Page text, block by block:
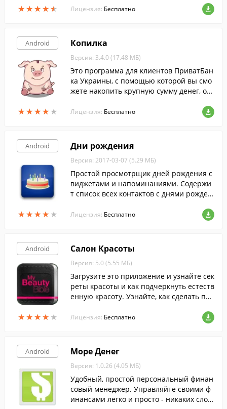
★★★★★
★★★★★ Лицензия: Бесплатно
Android
★★★★ ★
★★★★ ★
Копилка
Версия: 3.4.0 (17.48 МБ)
Это программа для клиентов ПриватБан
ка Украины, с помощью которой вы смо
жете накопить крупную сумму денег, отк
платы, сдачу с покупок и т.д.
Лицензия: Бесплатно
Android
★★★★ ★
★★★★ ★
Дни рождения
Версия: 2017-03-07 (5.29 МБ)
Простой просмотрщик дней рождения с
виджетами и напоминаниями. Содержи
т список всех контактов с днями рожден
ть.
Лицензия: Бесплатно
Android
★★★★ ★
★★★★ ★
Салон Красоты
Версия: 5.0 (5.55 МБ)
Загрузите это приложение и узнайте сек
реты красоты и как подчеркнуть естеств
енную красоту. Узнайте, как сделать про
и макияж.
Лицензия: Бесплатно
Android Море Денег
Версия: 1.0.26 (4.05 МБ)
Удобный, простой персональный финан
совый менеджер. Управляйте своими ф
инансами легко и просто - никаких слож